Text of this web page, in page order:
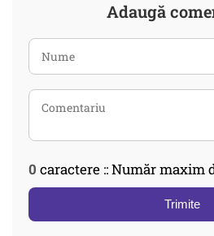
Adaugă
0 caractere :: Număr maxim
Trimite